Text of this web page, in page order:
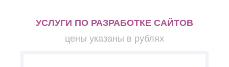
УСЛУГИ ПО РАЗРАБОТКЕ САЙТОВ
цены указаны в рублях